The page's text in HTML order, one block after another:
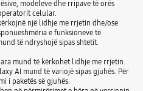
modeleve dhe rripave të orës
celular.
një lidhje me rrjetin dhe/ose
e funksioneve të
të ndryshojë sipas shtetit.
mund të kërkohet lidhje me rrjetin.
AI mund të variojë sipas gjuhës. Për
i paketës së gjuhës.